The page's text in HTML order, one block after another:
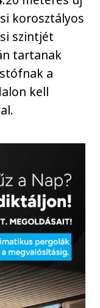
korosztályos
szintjét
tartanak
a
kell